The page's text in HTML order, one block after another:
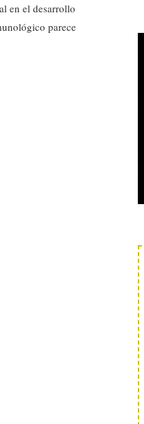
en el desarrollo
parece